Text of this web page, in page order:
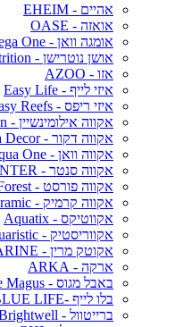
אהיים - EHEIM
אואזה - OASE
אומגה וואן - Omega One
אושן נוטרישן - Ocean Nutrition
אזו - AZOO
איזי לייף - Easy Life
איזי ריפס - Easy Reefs
אקווה אילומינשיין - AI Aqua Illumination
אקווה דקור - Aqua Decor
אקווה וואן - Aqua One
אקווה סנטר - AQUA CENTER
אקווה פורסט - Aqua Forest
אקווה קרמיק - Aqua Ceramic
אקווטיקס - Aquatix
אקווריסטיק - Aquaristic
אקוטק מרין - ECOTECH MARINE
ארקה - ARKA
באבל מגוס - Bubble Magus
בלו לייף -BLUE LIFE
ברייטוול - Brightwell